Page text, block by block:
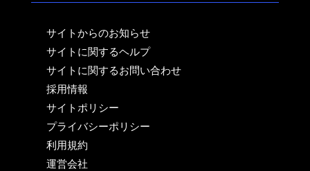
サイトからのお知らせ
サイトに関するヘルプ
サイトに関するお問い合わせ
採用情報
サイトポリシー
プライバシーポリシー
利用規約
運営会社